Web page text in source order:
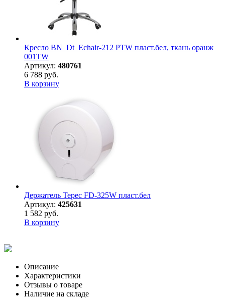
Кресло BN_Dt_Echair-212 PTW пласт.бел, ткань оранж
001TW
Артикул: 480761
6 788 руб.
В корзину
Держатель Терес FD-325W пласт.бел
Артикул: 425631
1 582 руб.
В корзину
Описание
Характеристики
Отзывы о товаре
Наличие на складе